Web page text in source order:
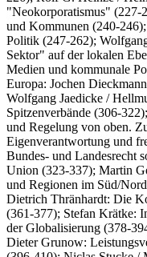
"Neokorporatismus" (227-
und Kommunen (240-
Politik (247-262);
Sektor" auf der lokalen
Medien und kommunale
Europa: Jochen
Wolfgang Jaedicke /
Spitzenverbände (306-
und Regelung von oben.
Eigenverantwortung und
Bundes- und Landesrecht
Union (323-337); Martin
und Regionen im Süd/
Dietrich Thränhardt: Die
(361-377); Stefan Krätke:
der Globalisierung (378-
Dieter Grunow: